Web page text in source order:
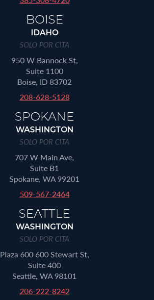
BOISE
IDAHO
SOLO POR CITA
950 W Bannock St,
Suite 1100
Boise, ID 83702
208-628-5128
SPOKANE
WASHINGTON
SOLO POR CITA
707 W Main Ave,
Suite B1
Spokane, WA 99201
509-567-2464
SEATTLE
WASHINGTON
SOLO POR CITA
Plaza 600 600 Stewart St,
Suite 400
Seattle, WA 98101
206-222-8242